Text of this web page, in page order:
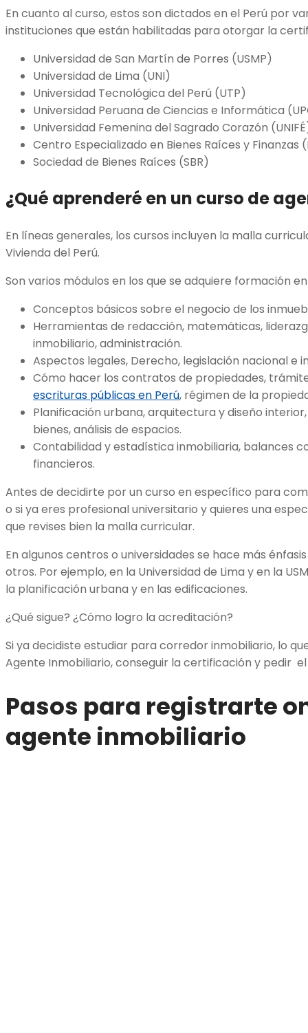
En cuanto al curso, estos son dictados en el Perú por
instituciones que están habilitadas para otorgar la
Universidad de San Martín de Porres (USMP)
Universidad de Lima (UNI)
Universidad Tecnológica del Perú (UTP)
Universidad Peruana de Ciencias e Informática
Universidad Femenina del Sagrado Corazón
Centro Especializado en Bienes Raíces y Finanzas
Sociedad de Bienes Raíces (SBR)
¿Qué aprenderé en un curso de
En líneas generales, los cursos incluyen la malla
Vivienda del Perú.
Son varios módulos en los que se adquiere formación
Conceptos básicos sobre el negocio de los
Herramientas de redacción, matemáticas,
inmobiliario, administración.
Aspectos legales, Derecho, legislación nacional e
Cómo hacer los contratos de propiedades,
escrituras públicas en Perú, régimen de la
Planificación urbana, arquitectura y diseño
bienes, análisis de espacios.
Contabilidad y estadística inmobiliaria, balances
financieros.
Antes de decidirte por un curso en específico para
o si ya eres profesional universitario y quieres una
que revises bien la malla curricular.
En algunos centros o universidades se hace más
otros. Por ejemplo, en la Universidad de Lima y en la
la planificación urbana y en las edificaciones.
¿Qué sigue? ¿Cómo logro la acreditación?
Si ya decidiste estudiar para corredor inmobiliario, lo
Agente Inmobiliario, conseguir la certificación y pedir
Pasos para registrarte
agente inmobiliario